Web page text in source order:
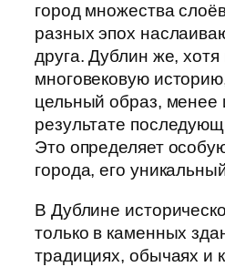
город множества
разных эпох
друга. Дублин же,
многовековую
цельный образ, менее
результате
Это определяет
города, его
В Дублине
только в каменных
традициях, обычаях и